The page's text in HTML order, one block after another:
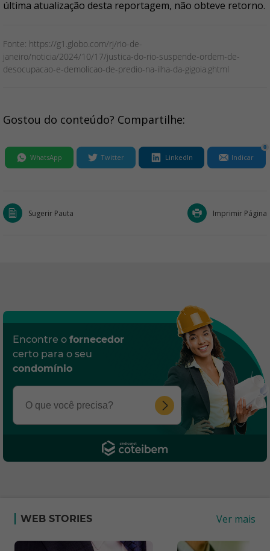
última atualização desta reportagem, não obteve retorno.
Fonte: https://g1.globo.com/rj/rio-de-
janeiro/noticia/2024/10/17/justica-do-rio-suspende-ordem-de-
desocupacao-e-demolicao-de-predio-na-ilha-da-gigoia.ghtml
Gostou do conteúdo? Compartilhe:
WhatsApp Twitter LinkedIn Indicar
0
Sugerir Pauta Imprimir Página
Encontre o fornecedor
certo para o seu
condomínio
WEB STORIES Ver mais